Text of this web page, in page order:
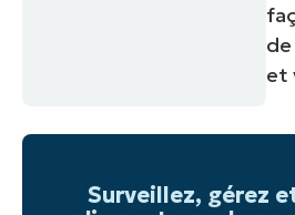
et
Surveillez, gérez